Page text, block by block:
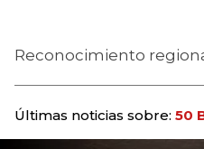
Reconocimiento
Últimas noticias sobre: 50